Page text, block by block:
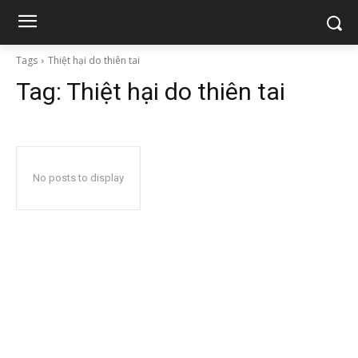
Tags Thiệt hại do thiên tai
Tag: Thiệt hại do thiên tai
No posts to display